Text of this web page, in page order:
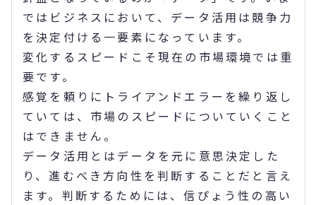
ではビジネスにおいて、データ活用は競争力
を決定付ける一要素になっています。
変化するスピードこそ現在の市場環境では重
要です。
感覚を頼りにトライアンドエラーを繰り返し
ていては、市場のスピードについていくこと
はできません。
データ活用とはデータを元に意思決定した
り、進むべき方向性を判断することだと言え
ます。判断するためには、信ぴょう性の高い